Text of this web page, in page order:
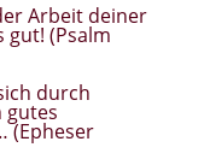
Arbeit deiner
gut! (Psalm
durch
gutes
(Epheser